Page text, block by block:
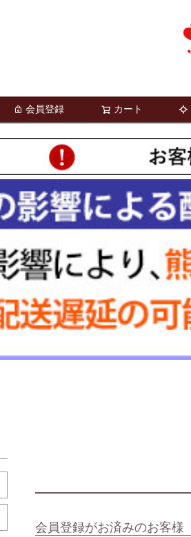
会員登録 カート
会員登録がお済みのお客様